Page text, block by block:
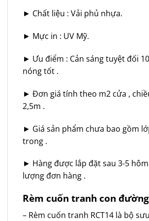
► Chất liệu : Vải phủ nhựa.
► Mực in : UV Mỹ.
► Ưu điểm : Cản sáng tuyệt đối
nóng tốt .
► Đơn giá tính theo m2 cửa ,
2,5m .
► Giá sản phẩm chưa bao gồm
trong .
► Hàng được lắp đặt sau 3-5
lượng đơn hàng .
Rèm cuốn tranh con đường
– Rèm cuốn tranh RCT14 là bộ